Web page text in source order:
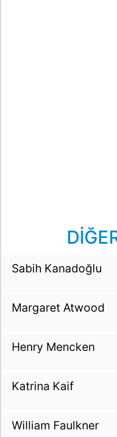
Sabih Kanadoğlu
Margaret Atwood
Henry Mencken
Katrina Kaif
William Faulkner